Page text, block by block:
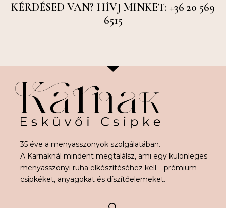
KÉRDÉSED VAN? HÍVJ MINKET: +36 20 569
6515
35 éve a menyasszonyok szolgálatában.
A Karnaknál mindent megtalálsz, ami egy különleges
menyasszonyi ruha elkészítéséhez kell – prémium
csipkéket, anyagokat és díszítőelemeket.